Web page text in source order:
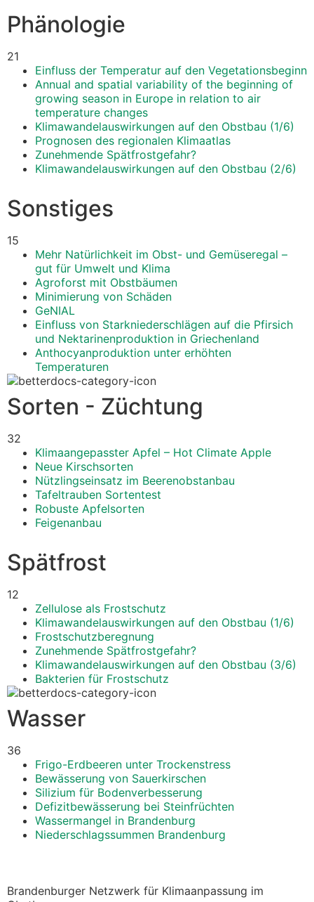
Phänologie
21
Einfluss der Temperatur auf den Vegetationsbeginn
Annual and spatial variability of the beginning of
growing season in Europe in relation to air
temperature changes
Klimawandelauswirkungen auf den Obstbau (1/6)
Prognosen des regionalen Klimaatlas
Zunehmende Spätfrostgefahr?
Klimawandelauswirkungen auf den Obstbau (2/6)
Sonstiges
15
Mehr Natürlichkeit im Obst- und Gemüseregal –
gut für Umwelt und Klima
Agroforst mit Obstbäumen
Minimierung von Schäden
GeNIAL
Einfluss von Starkniederschlägen auf die Pfirsich
und Nektarinenproduktion in Griechenland
Anthocyanproduktion unter erhöhten
Temperaturen
Sorten - Züchtung
32
Klimaangepasster Apfel – Hot Climate Apple
Neue Kirschsorten
Nützlingseinsatz im Beerenobstanbau
Tafeltrauben Sortentest
Robuste Apfelsorten
Feigenanbau
Spätfrost
12
Zellulose als Frostschutz
Klimawandelauswirkungen auf den Obstbau (1/6)
Frostschutzberegnung
Zunehmende Spätfrostgefahr?
Klimawandelauswirkungen auf den Obstbau (3/6)
Bakterien für Frostschutz
Wasser
36
Frigo-Erdbeeren unter Trockenstress
Bewässerung von Sauerkirschen
Silizium für Bodenverbesserung
Defizitbewässerung bei Steinfrüchten
Wassermangel in Brandenburg
Niederschlagssummen Brandenburg
Brandenburger Netzwerk für Klimaanpassung im